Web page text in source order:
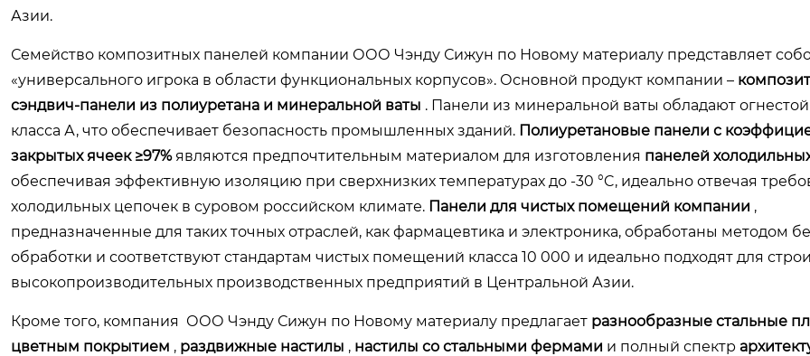
Азии.
Семейство композитных панелей компании ООО Чэнду Сижун по Новому материалу представляет
«универсального игрока в области функциональных корпусов». Основной продукт компании –
сэндвич-панели из полиуретана и минеральной ваты . Панели из минеральной ваты обладают
класса А, что обеспечивает безопасность промышленных зданий. Полиуретановые панели с
закрытых ячеек ≥97% являются предпочтительным материалом для изготовления панелей
обеспечивая эффективную изоляцию при сверхнизких температурах до -30 °C, идеально отвечая
холодильных цепочек в суровом российском климате. Панели для чистых помещений компании ,
предназначенные для таких точных отраслей, как фармацевтика и электроника, обработаны методом
обработки и соответствуют стандартам чистых помещений класса 10 000 и идеально подходят для
высокопроизводительных производственных предприятий в Центральной Азии.
Кроме того, компания ООО Чэнду Сижун по Новому материалу предлагает разнообразные стальные
цветным покрытием , раздвижные настилы , настилы со стальными фермами и полный спектр